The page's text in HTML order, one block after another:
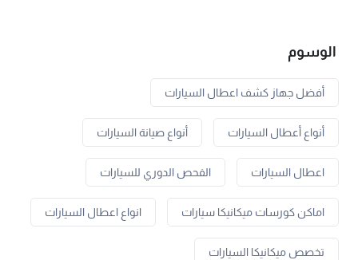
الوسوم
أفضل جهاز كشف اعطال السيارات
أنواع أعطال السيارات أنواع صيانة السيارات
اعطال السيارات الفحص الدوري للسيارات
اماكن كورسات ميكانيكا سيارات انواع اعطال السيارات
تخصص ميكانيكا السيارات